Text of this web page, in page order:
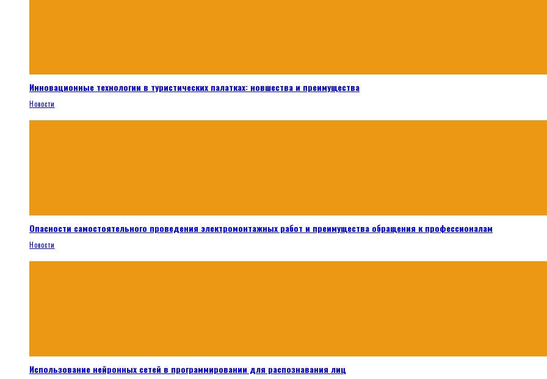
Инновационные технологии в туристических палатках: новшества и преимущества
Новости
Опасности самостоятельного проведения электромонтажных работ и преимущества обращения к профессионалам
Новости
Использование нейронных сетей в программировании для распознавания лиц